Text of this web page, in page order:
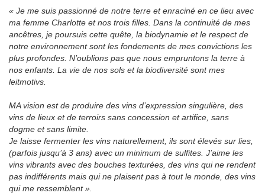
« Je me suis passionné de notre terre et enraciné en ce lieu avec
ma femme Charlotte et nos trois filles. Dans la continuité de mes
ancêtres, je poursuis cette quête, la biodynamie et le respect de
notre environnement sont les fondements de mes convictions les
plus profondes. N’oublions pas que nous empruntons la terre à
nos enfants. La vie de nos sols et la biodiversité sont mes
leitmotivs.
MA vision est de produire des vins d’expression singulière, des
vins de lieux et de terroirs sans concession et artifice, sans
dogme et sans limite.
Je laisse fermenter les vins naturellement, ils sont élevés sur lies,
(parfois jusqu’à 3 ans) avec un minimum de sulfites. J’aime les
vins vibrants avec des bouches texturées, des vins qui ne rendent
pas indifférents mais qui ne plaisent pas à tout le monde, des vins
qui me ressemblent ».